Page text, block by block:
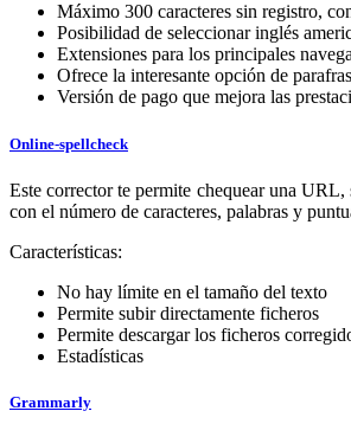
Máximo 300 caracteres sin registro,
Posibilidad de seleccionar inglés
Extensiones para los principales
Ofrece la interesante opción de
Versión de pago que mejora las
Online-spellcheck
Este corrector te permite chequear una
con el número de caracteres, palabras y
Características:
No hay límite en el tamaño del texto
Permite subir directamente ficheros
Permite descargar los ficheros
Estadísticas
Grammarly